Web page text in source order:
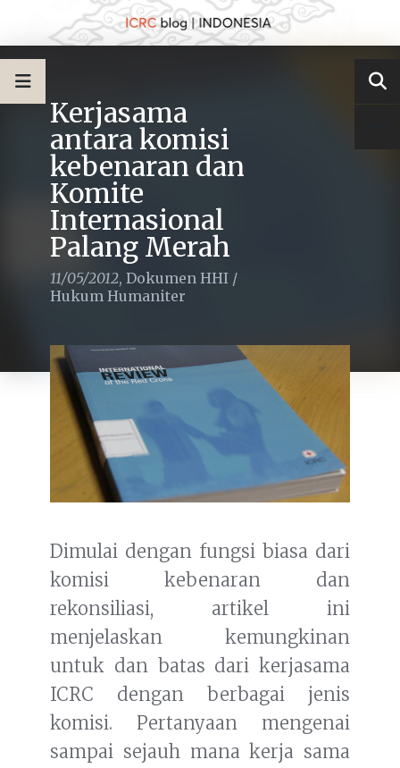
Kerjasama
antara komisi
kebenaran dan
Komite
Internasional
Palang Merah
11/05/2012, Dokumen HHI /
Hukum Humaniter
Dimulai dengan fungsi biasa dari
komisi kebenaran dan
rekonsiliasi, artikel ini
menjelaskan kemungkinan
untuk dan batas dari kerjasama
ICRC dengan berbagai jenis
komisi. Pertanyaan mengenai
sampai sejauh mana kerja sama